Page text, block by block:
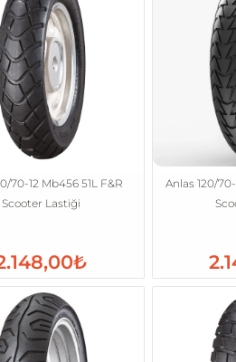
70-12 Mb456 51L F&R
Scooter Lastiği
Anlas 120/